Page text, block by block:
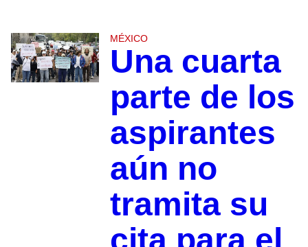
MÉXICO
Una cuarta
parte de los
aspirantes
aún no
tramita su
cita para el